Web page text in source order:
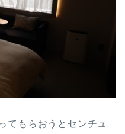
てもらおうとセンチュ